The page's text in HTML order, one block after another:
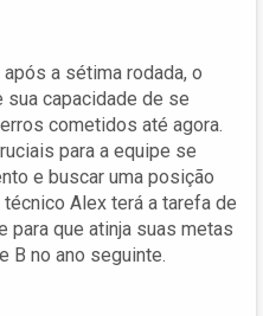
a sétima rodada, o
capacidade de se
cometidos até agora.
para a equipe se
e buscar uma posição
Alex terá a tarefa de
para que atinja suas metas
B no ano seguinte.